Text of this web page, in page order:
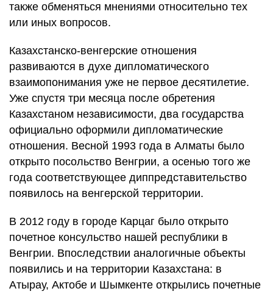
также обменяться мнениями относительно тех
или иных вопросов.
Казахстанско-венгерские отношения
развиваются в духе дипломатического
взаимопонимания уже не первое десятилетие.
Уже спустя три месяца после обретения
Казахстаном независимости, два государства
официально оформили дипломатические
отношения. Весной 1993 года в Алматы было
открыто посольство Венгрии, а осенью того же
года соответствующее диппредставительство
появилось на венгерской территории.
В 2012 году в городе Карцаг было открыто
почетное консульство нашей республики в
Венгрии. Впоследствии аналогичные объекты
появились и на территории Казахстана: в
Атырау, Актобе и Шымкенте открылись почетные